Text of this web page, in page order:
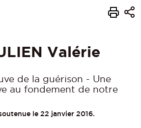
Valérie
de la guérison - Une
au fondement de notre
le 22 janvier 2016.